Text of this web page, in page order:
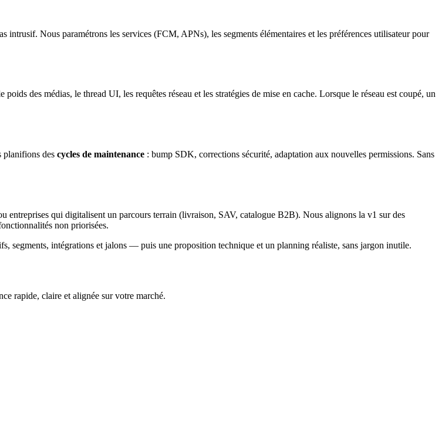
Nous paramétrons les services (FCM, APNs), les segments élémentaires et les préférences utilisateur pour
des médias, le thread UI, les requêtes réseau et les stratégies de mise en cache. Lorsque le réseau est coupé, un
planifions des cycles de maintenance : bump SDK, corrections sécurité, adaptation aux nouvelles permissions. Sans
entreprises qui digitalisent un parcours terrain (livraison, SAV, catalogue B2B). Nous alignons la v1 sur des
non priorisées.
segments, intégrations et jalons — puis une proposition technique et un planning réaliste, sans jargon inutile.
rapide, claire et alignée sur votre marché.